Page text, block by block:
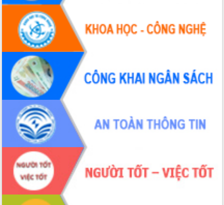
Lễ phát động chuỗi hoạt động chung
tay làm sạch môi trường
Xã Ea Kar bước chuyển mình trong
công tác cải cách hành chính mô hình
UBND tỉnh họp báo định kỳ tháng 4
năm 2026
Hội thảo khoa học “Giải pháp thúc đẩy
phát triển nền kinh tế xanh tại tỉnh
Đắk Lắk”
Tăng cường giám sát, đôn đốc thực
hiện nhiệm vụ quản lý tài sản công
hàng tuần
Tháo gỡ những vướng mắc, đẩy mạnh
công tác cải cách thủ tục hành chính
tại Trung tâm Phục vụ hành chính
công tỉnh
Đắk Lắk: Tôn vinh 46 giải pháp tại Hội
thi Sáng tạo Kỹ thuật 2024 - 2025